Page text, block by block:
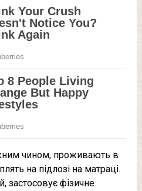
чином, проживають в
на підлозі на матраці.
застосовує фізичне